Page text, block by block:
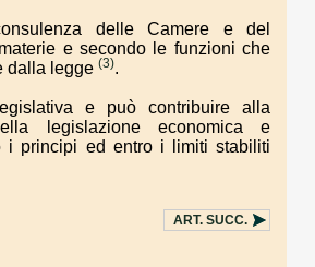
delle Camere e del
e secondo le funzioni che
dalla legge (3).
e può contribuire alla
legislazione economica e
i principi ed entro i limiti stabiliti
ART. SUCC.